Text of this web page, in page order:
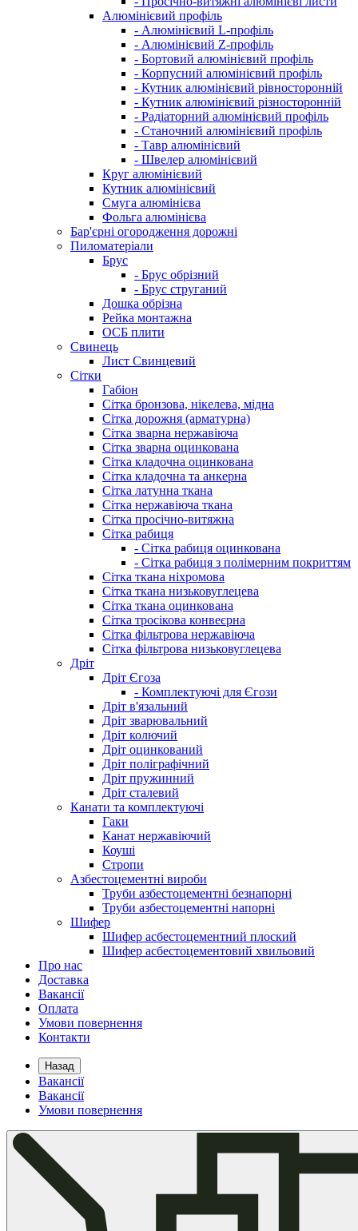
Алюмінієвий профіль
- Алюмінієвий L-профіль
- Алюмінієвий Z-профіль
- Бортовий алюмінієвий профіль
- Корпусний алюмінієвий профіль
- Кутник алюмінієвий рівносторонній
- Кутник алюмінієвий різносторонній
- Радіаторний алюмінієвий профіль
- Станочний алюмінієвий профіль
- Тавр алюмінієвий
- Швелер алюмінієвий
Круг алюмінієвий
Кутник алюмінієвий
Смуга алюмінієва
Фольга алюмінієва
Бар'єрні огородження дорожні
Пиломатеріали
Брус
- Брус обрізний
- Брус струганий
Дошка обрізна
Рейка монтажна
ОСБ плити
Cвинець
Лист Свинцевий
Сітки
Габіон
Сітка бронзова, нікелева, мідна
Сітка дорожня (арматурна)
Сітка зварна нержавіюча
Сітка зварна оцинкована
Сітка кладочна оцинкована
Сітка кладочна та анкерна
Сітка латунна ткана
Сітка нержавіюча ткана
Сітка просічно-витяжна
Сітка рабиця
- Сітка рабиця оцинкована
- Сітка рабиця з полімерним покриттям
Сітка ткана ніхромова
Сітка ткана низьковуглецева
Сітка ткана оцинкована
Сітка тросікова конвеєрна
Сітка фільтрова нержавіюча
Сітка фільтрова низьковуглецева
Дріт
Дріт Єгоза
- Комплектуючі для Єгози
Дріт в'язальний
Дріт зварювальний
Дріт колючий
Дріт оцинкований
Дріт поліграфічний
Дріт пружинний
Дріт сталевий
Канати та комплектуючі
Гаки
Канат нержавіючий
Коуші
Стропи
Азбестоцементні вироби
Труби азбестоцементні безнапорні
Труби азбестоцементні напорні
Шифер
Шифер асбестоцементний плоский
Шифер асбестоцементовий хвильовий
Про нас
Доставка
Вакансії
Оплата
Умови повернення
Контакти
Назад
Вакансії
Вакансії
Умови повернення